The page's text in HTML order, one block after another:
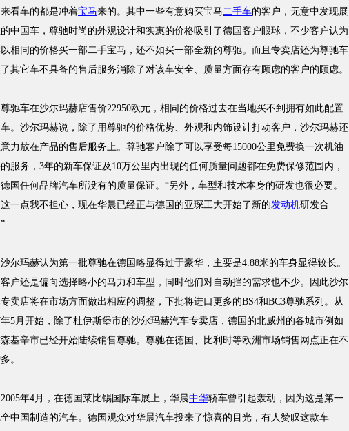
看车的都是冲着宝马来的。其中一些有意购买宝马二手车的客户，无意中发现展
中国车，尊驰时尚的外观设计和实惠的价格吸引了德国客户眼球，不少客户认为
相同的价格买一部二手宝马，还不如买一部全新的尊驰。而且专卖店还为尊驰车
其它车不具备的售后服务消除了对该车安全、质量方面存有顾虑的客户的顾虑。
车在沙尔玛赫店售价22950欧元，相同的价格过去在当地买不到拥有如此配置
。沙尔玛赫说，除了用尊驰的价格优势、外观和内饰设计打动客户，沙尔玛赫还
力放在产品的售后服务上。尊驰客户除了可以享受每15000公里免费换一次机油
服务，3年的新车保证及10万公里内出现的任何质量问题都在免费保修范围内，
国任何品牌汽车所没有的质量保证。“另外，车型和技术本身的研发也很必要。
一点我不担心，现在华晨已经正与德国的亚琛工大开始了新的发动机研发合
玛赫认为第一批尊驰在德国略显得过于豪华，主要是4.88米的车身显得较长。
户还是偏向选择略小的马力和车型，同时他们对自动挡的需求也不少。因此沙尔
卖店将在市场方面做出相应的调整，下批将进口更多的BS4和BC3尊驰系列。从
年5月开始，除了杜伊斯堡市的沙尔玛赫汽车专卖店，德国的北威州的各城市例如
基辛市已经开始陆续销售尊驰。尊驰在德国、比利时等欧洲市场销售网点正在不
。
年4月，在德国莱比锡国际车展上，华晨中华轿车曾引起轰动，因为这是第一
中国制造的汽车。德国观众对华晨汽车投来了惊喜的目光，有人赞叹这款车